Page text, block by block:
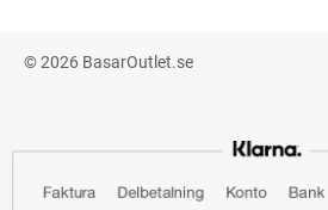
© 2026 BasarOutlet.se